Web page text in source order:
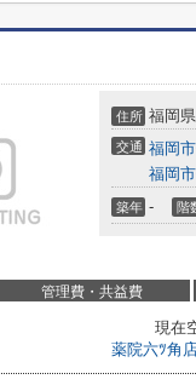
住所 福岡県
交通 福岡
福岡
築年 - 階
管理費・共益費
現在
薬院六ﾂ角